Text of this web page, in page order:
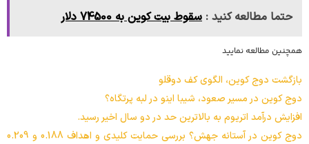
حتما مطالعه کنید : سقوط بیت کوین به 74500 دلار
همچنین مطالعه نمایید
بازگشت دوج کوین، الگوی کف دوقلو
دوج کوین در مسیر صعود، شیبا اینو در لبه پرتگاه؟
افزایش درآمد اتریوم به بالاترین حد در دو سال اخیر رسید.
دوج کوین در آستانه جهش؟ بررسی حمایت کلیدی و اهداف 0.188 و 0.209